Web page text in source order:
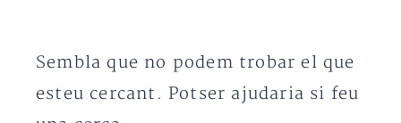
Sembla que no podem trobar el que
esteu cercant. Potser ajudaria si feu